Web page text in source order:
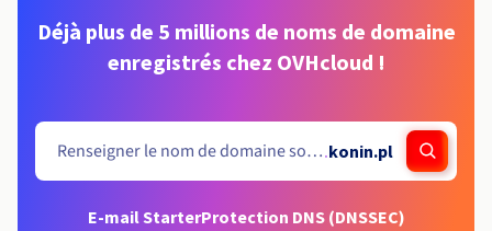
Déjà plus de 5 millions de noms de domaine
enregistrés chez OVHcloud !
.konin.pl
E-mail StarterProtection DNS (DNSSEC)